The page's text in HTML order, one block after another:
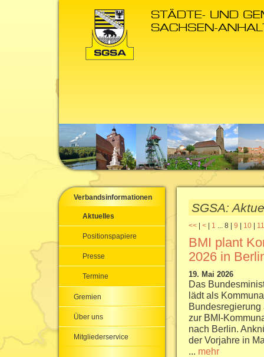
Verbandsinformationen
Aktuelles
Positionspapiere
Presse
Termine
Gremien
Über uns
Mitgliederservice
SGSA:
<< < 1 ... 8 9 10 11
BMI plant
2026 in
19. Mai 2026
Das
lädt als
zur BMI-
nach Berlin.
der Vorjahre in
... mehr